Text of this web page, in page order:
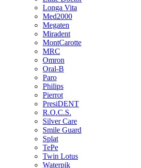
Longa Vita
Med2000
Megaten
Miradent
MontCarotte
MRC
Omron
Oral-B
Paro
Philips
Pierrot
PresiDENT
R.O.C.S.
Silver Care
Smile Guard
Splat
TePe
Twin Lotus
Waterpik